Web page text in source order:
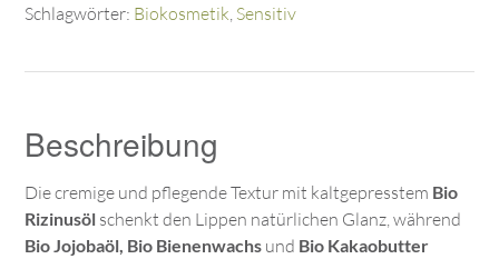
Schlagwörter: Biokosmetik, Sensitiv
Beschreibung
Die cremige und pflegende Textur mit kaltgepresstem Bio
Rizinusöl schenkt den Lippen natürlichen Glanz, während
BioJojobaöl, Bio Bienenwachs und Bio Kakaobutter